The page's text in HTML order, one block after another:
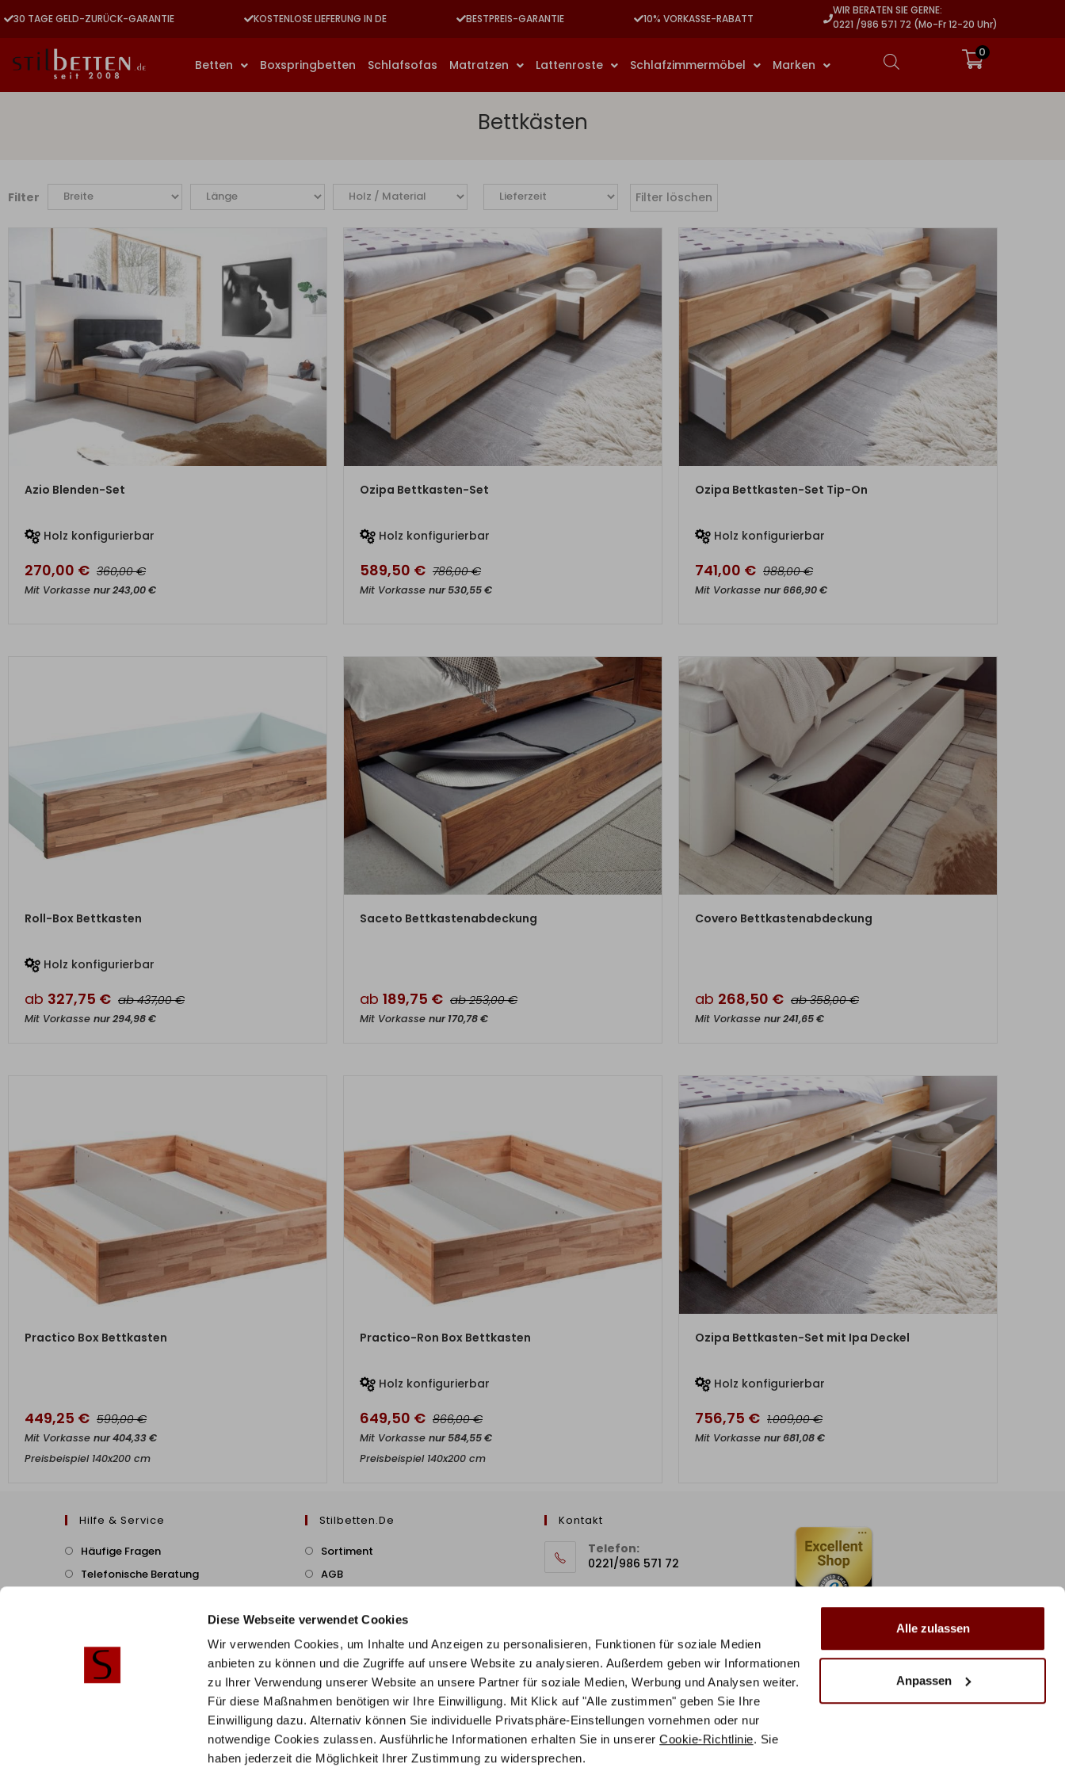
Diese Webseite verwendet Cookies
Wir verwenden Cookies, um Inhalte und Anzeigen zu personalisieren, Funktionen für soziale Medien
anbieten zu können und die Zugriffe auf unsere Website zu analysieren. Außerdem geben wir Informationen
zu Ihrer Verwendung unserer Website an unsere Partner für soziale Medien, Werbung und Analysen weiter.
Für diese Maßnahmen benötigen wir Ihre Einwilligung. Mit Klick auf "Alle zustimmen" geben Sie Ihre
Einwilligung dazu. Alternativ können Sie individuelle Privatsphäre-Einstellungen vornehmen oder nur
notwendige Cookies zulassen. Ausführliche Informationen erhalten Sie in unsererCookie-Richtlinie. Sie
haben jederzeit die Möglichkeit Ihrer Zustimmung zu widersprechen.
Alle zulassen
Anpassen
30 TAGE GELD-ZURÜCK-GARANTIE KOSTENLOSE LIEFERUNG IN DE BESTPREIS-GARANTIE 10% VORKASSE-RABATT
WIR BERATEN SIE GERNE:
0221 /986 571 72 (Mo-Fr 12-20 Uhr)
Betten Boxspringbetten Schlafsofas Matratzen Lattenroste Schlafzimmermöbel Marken
0
Bettkästen
Filter Filter löschen
Azio Blenden-Set
Holz konfigurierbar
270,00 € 360,00€
Mit Vorkasse nur243,00€
Ozipa Bettkasten-Set
Holz konfigurierbar
589,50 € 786,00€
Mit Vorkasse nur530,55€
ZUM PRODUKT
Ozipa Bettkasten-Set Tip-On
Holz konfigurierbar
741,00 € 988,00€
Mit Vorkasse nur666,90€
Roll-Box Bettkasten
Holz konfigurierbar
ab 327,75 € ab 437,00€
Mit Vorkasse nur294,98€
Saceto Bettkastenabdeckung
ab 189,75 € ab 253,00€
Mit Vorkasse nur170,78€
Covero Bettkastenabdeckung
ab 268,50 € ab 358,00€
Mit Vorkasse nur241,65€
Practico Box Bettkasten
449,25 € 599,00€
Mit Vorkasse nur404,33€
Preisbeispiel 140x200 cm
Practico-Ron Box Bettkasten
Holz konfigurierbar
649,50 € 866,00€
Mit Vorkasse nur584,55€
Preisbeispiel 140x200 cm
ZUM PRODUKT
Ozipa Bettkasten-Set mit Ipa Deckel
Holz konfigurierbar
756,75 € 1.009,00€
Mit Vorkasse nur681,08€
Hilfe & Service
Häufige Fragen
Telefonische Beratung
Montageservice
Widerruf & Rückversand
Stilbetten.de
Sortiment
AGB
Kontakt
Telefon:
0221/986 571 72